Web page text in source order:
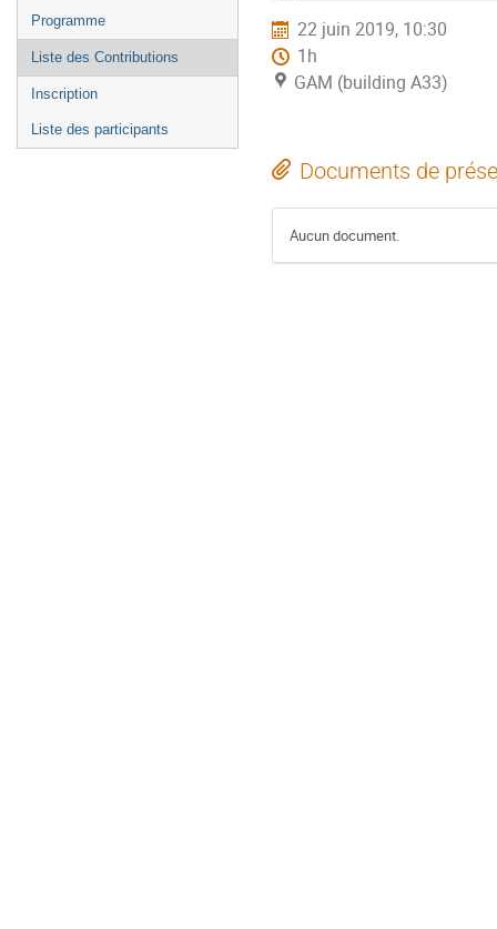
Programme
Liste des Contributions
Inscription
Liste des participants
22 juin 2019, 10:30
1h
GAM (building A33)
Documents de
Aucun document.